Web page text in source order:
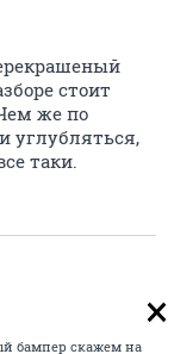
стоит
же по
углубляться,
таки.
бампер скажем на